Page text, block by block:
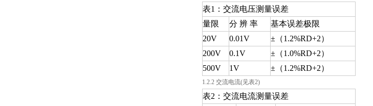
表1：交流电压测量误差
量限
分 辨 率
基本误差极限
20V
0.01V
±（1.2%RD+2）
200V
0.1V
±（1.0%RD+2）
500V
1V ±（1.2%RD+2）
1.2.2 交流电流(见表2)
表2：交流电流测量误差